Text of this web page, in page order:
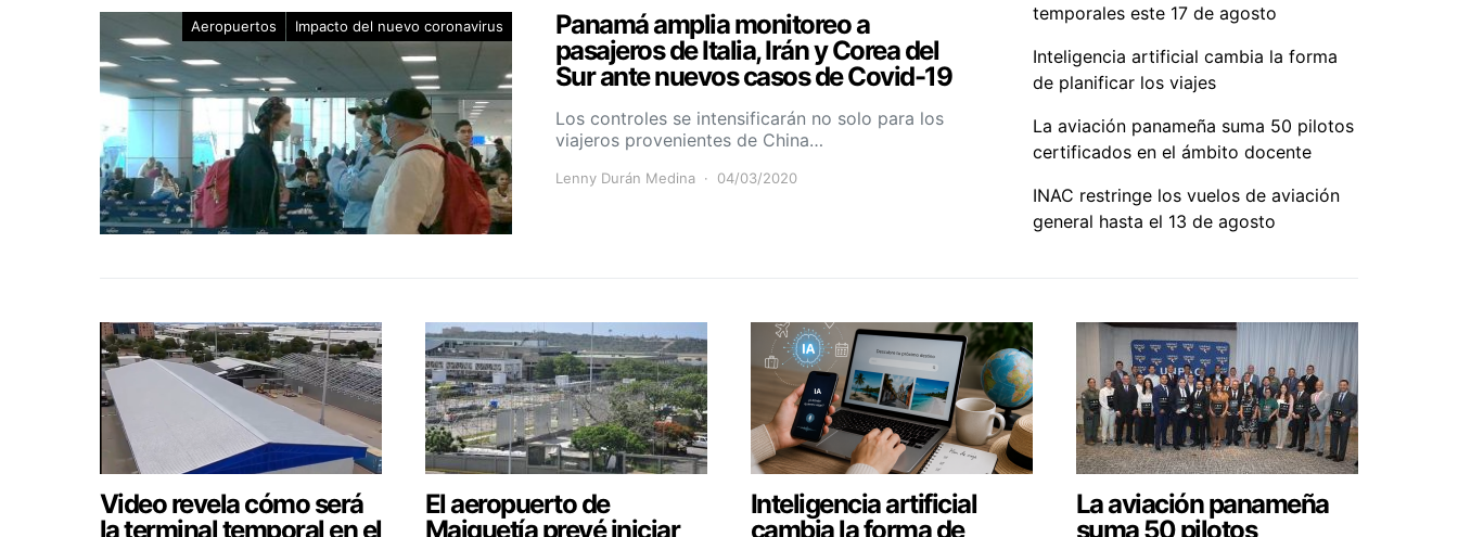
Aeropuertos Impacto del nuevo coronavirus
Panamá amplia monitoreo a
pasajeros de Italia, Irán y Corea del
Sur ante nuevos casos de Covid-19
Los controles se intensificarán no solo para los
viajeros provenientes de China…
Lenny Durán Medina 04/03/2020
temporales este 17 de agosto
Inteligencia artificial cambia la forma
de planificar los viajes
La aviación panameña suma 50 pilotos
certificados en el ámbito docente
INAC restringe los vuelos de aviación
general hasta el 13 de agosto
Video revela cómo será
la terminal temporal en el
El aeropuerto de
Maiquetía prevé iniciar
Inteligencia artificial
cambia la forma de
La aviación panameña
suma 50 pilotos